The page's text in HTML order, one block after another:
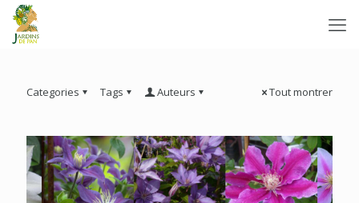
Categories Tags Auteurs Tout montrer